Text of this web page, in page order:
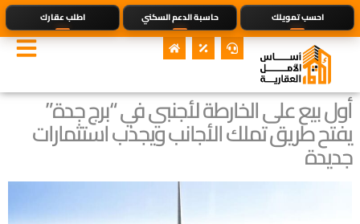
احسب تمويلك حاسبة الدعم السكني اطلب عقارك
أول بيع على الخارطة لأجنبي في “برج جدة”
يفتح طريق تملك الأجانب ويجذب استثمارات
جديدة